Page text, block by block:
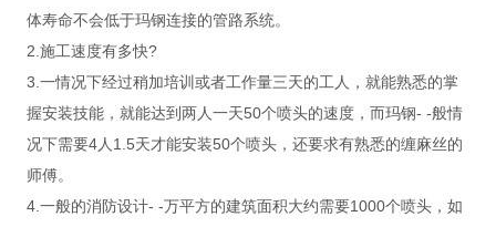
体寿命不会低于玛钢连接的管路系统。
2.施工速度有多快?
3.一情况下经过稍加培训或者工作量三天的工人，就能熟悉的掌
握安装技能，就能达到两人一天50个喷头的速度，而玛钢- -般情
况下需要4人1.5天才能安装50个喷头，还要求有熟悉的缠麻丝的
师傅。
4.一般的消防设计- -万平方的建筑面积大约需要1000个喷头，如